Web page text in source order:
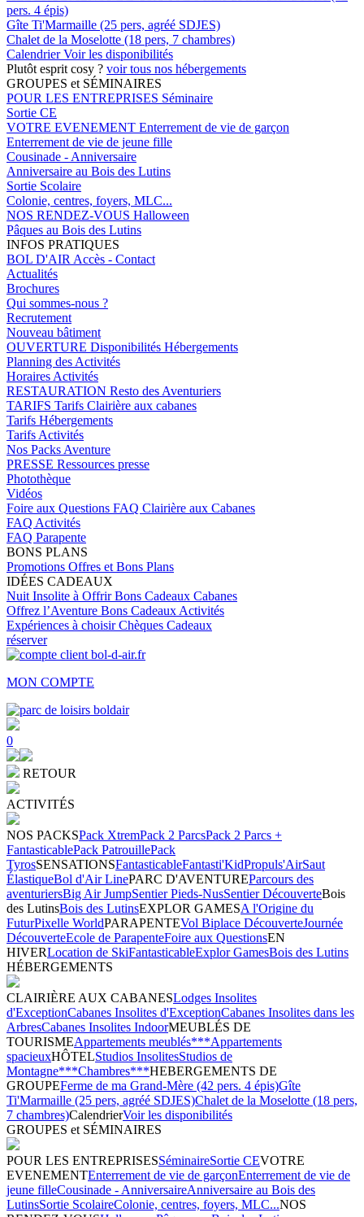
pers. 4 épis)
Gîte Ti'Marmaille (25 pers, agréé SDJES)
Chalet de la Moselotte (18 pers, 7 chambres)
CalendrierVoir les disponibilités
Plutôt esprit cosy ? voir tous nos hébergements
GROUPES et SÉMINAIRES
POUR LES ENTREPRISES Séminaire
Sortie CE
VOTRE EVENEMENT Enterrement de vie de garçon
Enterrement de vie de jeune fille
Cousinade - Anniversaire
Anniversaire au Bois des Lutins
Sortie Scolaire
Colonie, centres, foyers, MLC...
NOS RENDEZ-VOUS Halloween
Pâques au Bois des Lutins
INFOS PRATIQUES
BOL D'AIR Accès - Contact
Actualités
Brochures
Qui sommes-nous ?
Recrutement
Nouveau bâtiment
OUVERTURE Disponibilités Hébergements
Planning des Activités
Horaires Activités
RESTAURATION Resto des Aventuriers
TARIFS Tarifs Clairière aux cabanes
Tarifs Hébergements
Tarifs Activités
Nos Packs Aventure
PRESSE Ressources presse
Photothèque
Vidéos
Foire aux Questions FAQ Clairière aux Cabanes
FAQ Activités
FAQ Parapente
BONS PLANS
Promotions Offres et Bons Plans
IDÉES CADEAUX
Nuit Insolite à OffrirBons Cadeaux Cabanes
Offrez l’Aventure Bons Cadeaux Activités
Expériences à choisirChèques Cadeaux
réserver
MON COMPTE
0
RETOUR
ACTIVITÉS
NOS PACKSPack XtremPack 2 ParcsPack 2 Parcs +
FantasticablePack PatrouillePack
TyrosSENSATIONSFantasticableFantasti'KidPropuls'AirSaut
ÉlastiqueBol d'Air LinePARC D'AVENTUREParcours des
aventuriersBig Air JumpSentier Pieds-NusSentier DécouverteBois
des LutinsBois des LutinsEXPLOR GAMESA l'Origine du
FuturPixelle WorldPARAPENTEVol Biplace DécouverteJournée
DécouverteEcole de ParapenteFoire aux QuestionsEN
HIVERLocation de SkiFantasticableExplor GamesBois des Lutins
HÉBERGEMENTS
CLAIRIÈRE AUX CABANESLodges Insolites
d'ExceptionCabanes Insolites d'ExceptionCabanes Insolites dans les
ArbresCabanes Insolites IndoorMEUBLÉS DE
TOURISMEAppartements meublés***Appartements
spacieuxHÔTELStudios InsolitesStudios de
Montagne***Chambres***HEBERGEMENTS DE
GROUPEFerme de ma Grand-Mère (42 pers. 4 épis)Gîte
Ti'Marmaille (25 pers, agréé SDJES)Chalet de la Moselotte (18 pers,
7 chambres)CalendrierVoir les disponibilités
GROUPES et SÉMINAIRES
POUR LES ENTREPRISESSéminaireSortie CEVOTRE
EVENEMENTEnterrement de vie de garçonEnterrement de vie de
jeune filleCousinade - AnniversaireAnniversaire au Bois des
LutinsSortie ScolaireColonie, centres, foyers, MLC...NOS